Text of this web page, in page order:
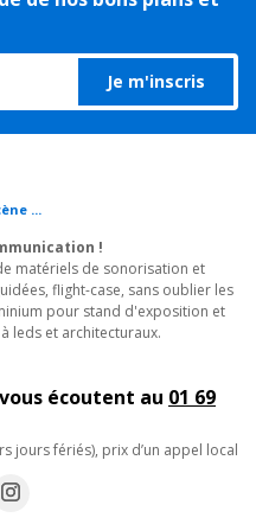
Grâce à la technologie "True
transmis vers une seconde
ainsi du mode Stéréo !
position retour de scène
de chaque côté de
à manipuler et à
de transport.
encombrantes, elle
de vos prestations
la puissance ou les
Je m'inscris
...
!
matériels de sonorisation et
flight-case, sans oublier les
pour stand d'exposition et
leds et architecturaux.
écoutent au 01 69
jours fériés), prix d’un appel local